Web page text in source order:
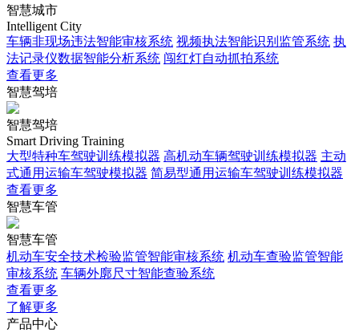
智慧城市
Intelligent City
车辆非现场违法智能审核系统 视频执法智能识别监管系统 执
法记录仪数据智能分析系统 闯红灯自动抓拍系统
查看更多
智慧驾培
智慧驾培
Smart Driving Training
大型特种车驾驶训练模拟器 高机动车辆驾驶训练模拟器 主动
式通用运输车驾驶模拟器 简易型通用运输车驾驶训练模拟器
查看更多
智慧车管
智慧车管
机动车安全技术检验监管智能审核系统 机动车查验监管智能
审核系统 车辆外廓尺寸智能查验系统
查看更多
了解更多
产品中心